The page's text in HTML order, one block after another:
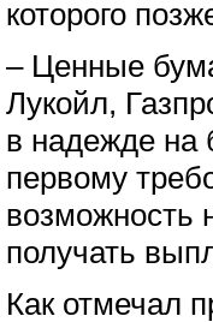
которого
– Ценные
Лукойл,
в надежде на
первому
возможность
получать
Как отмечал